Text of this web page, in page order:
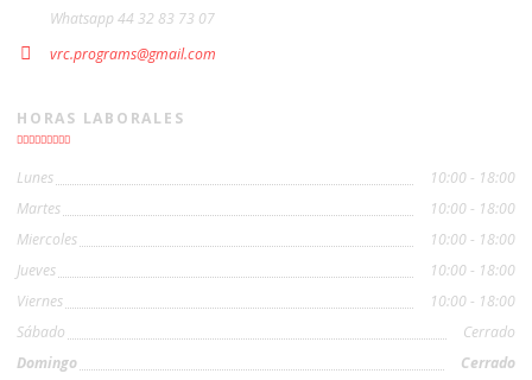
Whatsapp 44 32 83 73 07
vrc.programs@gmail.com
HORAS LABORALES
Lunes
10:00 - 18:00
Martes
10:00 - 18:00
Miercoles
10:00 - 18:00
Jueves
10:00 - 18:00
Viernes
10:00 - 18:00
Sábado
Cerrado
Domingo
Cerrado